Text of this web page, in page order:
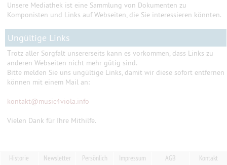
Unsere Mediathek ist eine Sammlung von Dokumenten zu
Komponisten und Links auf Webseiten, die Sie interessieren könnten.
Ungültige Links
Trotz aller Sorgfalt unsererseits kann es vorkommen, dass Links zu
anderen Webseiten nicht mehr gütig sind.
Bitte melden Sie uns ungültige Links, damit wir diese sofort entfernen
können mit einem Mail an:
kontakt@music4viola.info
Vielen Dank für Ihre Mithilfe.
Historie Newsletter Persönlich Impressum AGB Kontakt